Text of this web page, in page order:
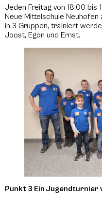
Jeden Freitag von 18:00 bis
Neue Mittelschule
in 3 Gruppen, trainiert
Joost, Egon und Ernst.
Punkt 3 Ein Jugendturnier